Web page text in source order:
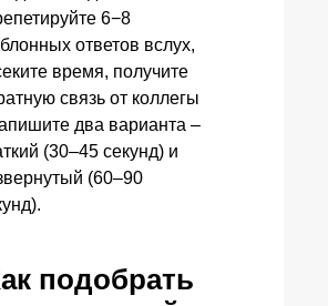
6−8
ответов вслух,
время, получите
связь от коллегы
два варианта –
(30–45 секунд) и
(60–90
подобрать